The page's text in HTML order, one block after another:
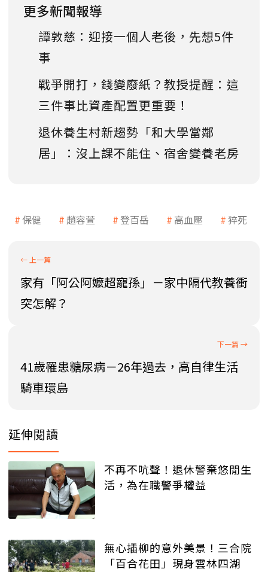
更多新聞報導
譚敦慈：迎接一個人老後，先想5件
事
戰爭開打，錢變廢紙？教授提醒：這
三件事比資產配置更重要！
退休養生村新趨勢「和大學當鄰
居」：沒上課不能住、宿舍變養老房
保健 趙容萱 登百岳 高血壓 猝死
家有「阿公阿嬤超寵孫」－家中隔代教養衝
突怎解？
41歲罹患糖尿病－26年過去，高自律生活
騎車環島
延伸閱讀
不再不吭聲！退休警棄悠閒生
活，為在職警爭權益
無心插柳的意外美景！三合院
「百合花田」現身雲林四湖